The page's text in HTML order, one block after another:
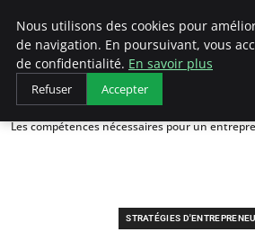
LECFCM
Accueil
Stratégies d'entrepreneuriat
Les compétences nécessaires pour un
STRATÉGIES
Nous utilisons des cookies pour
de navigation. En poursuivant, vous
de confidentialité. En savoir plus
Refuser Accepter